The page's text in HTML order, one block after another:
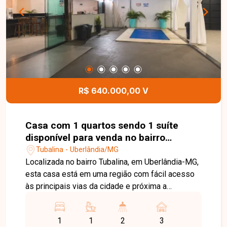
residência conta ainda com portão eletrônico e
concertina, proporcionando mais segurança aos
moradores. Esta é uma excelente oportunidade
para quem busca um imóvel espaçoso, funcional
e bem localizado no bairro Jardim Inconfidência.
Agende uma visita e venha conhecer todos os
detalhes desta casa.
R$ 640.000,00 V
Casa com 1 quartos sendo 1 suíte
disponível para venda no bairro
Tubalina em Uberlândia-MG
Tubalina - Uberlândia/MG
Localizada no bairro Tubalina, em Uberlândia-MG,
esta casa está em uma região com fácil acesso
às principais vias da cidade e próxima a
serviços, oferecendo praticidade e excelente
potencial para moradia, lazer ou investimento. O
1 1 2 3